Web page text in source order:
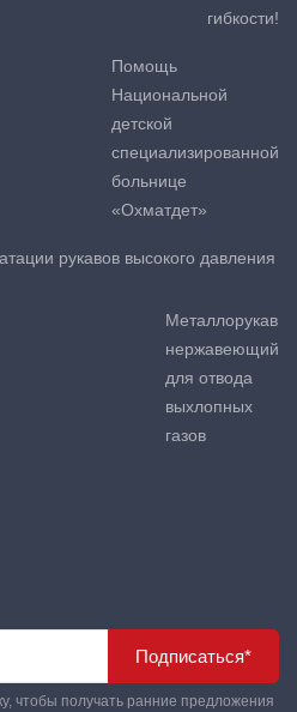
гибкости!
Помощь
Национальной
детской
специализированной
больнице
«Охматдет»
рукавов высокого давления
Металлорукав
нержавеющий
для отвода
выхлопных
газов
Подписаться*
чтобы получать ранние предложения